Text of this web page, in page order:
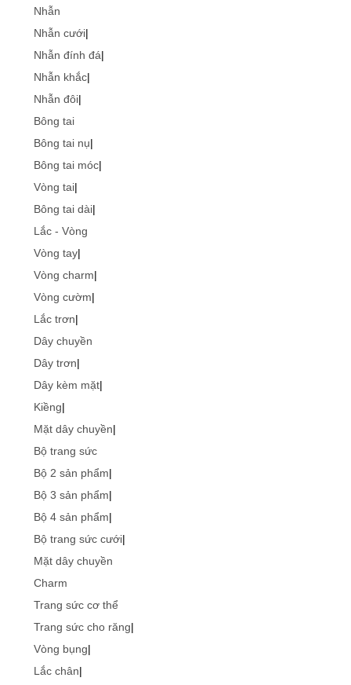
Nhẫn
Nhẫn cưới|
Nhẫn đính đá|
Nhẫn khắc|
Nhẫn đôi|
Bông tai
Bông tai nụ|
Bông tai móc|
Vòng tai|
Bông tai dài|
Lắc - Vòng
Vòng tay|
Vòng charm|
Vòng cườm|
Lắc trơn|
Dây chuyền
Dây trơn|
Dây kèm mặt|
Kiềng|
Mặt dây chuyền|
Bộ trang sức
Bộ 2 sản phẩm|
Bộ 3 sản phẩm|
Bộ 4 sản phẩm|
Bộ trang sức cưới|
Mặt dây chuyền
Charm
Trang sức cơ thể
Trang sức cho răng|
Vòng bụng|
Lắc chân|